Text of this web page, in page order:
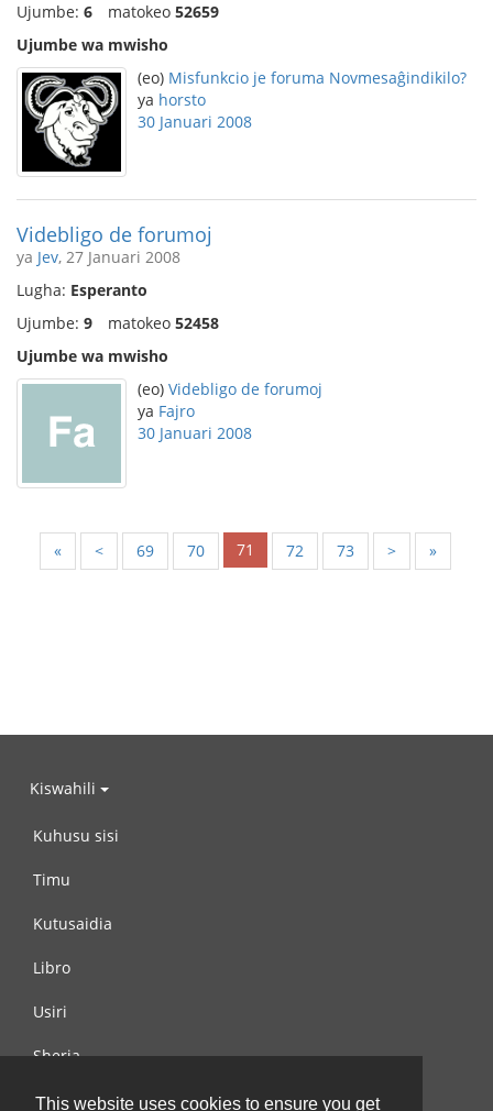
This website uses cookies to ensure you get
Ujumbe: 6 matokeo 52659
Ujumbe wa mwisho
(eo) Misfunkcio je foruma Novmesaĝindikilo?
ya horsto
30 Januari 2008
Videbligo de forumoj
ya Jev, 27 Januari 2008
Lugha: Esperanto
Ujumbe: 9 matokeo 52458
Ujumbe wa mwisho
(eo) Videbligo de forumoj
ya Fajro
30 Januari 2008
« < 69 70 71 72 73 > »
Kiswahili
Kuhusu sisi
Timu
Kutusaidia
Libro
Usiri
Sheria
Wasiliana na si